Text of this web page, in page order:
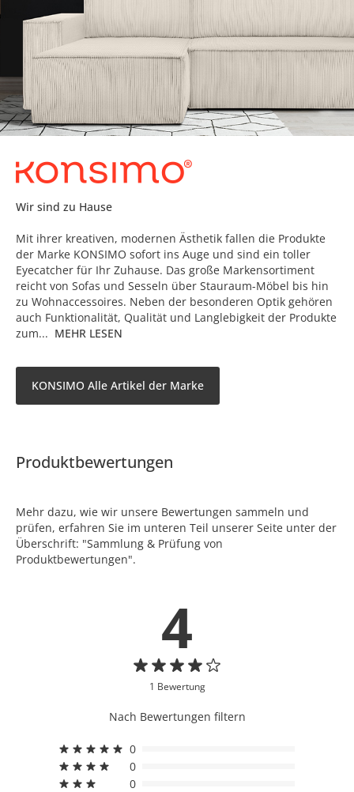
Wir sind zu Hause
Mit ihrer kreativen, modernen Ästhetik fallen die Produkte
der Marke KONSIMO sofort ins Auge und sind ein toller
Eyecatcher für Ihr Zuhause. Das große Markensortiment
reicht von Sofas und Sesseln über Stauraum-Möbel bis hin
zu Wohnaccessoires. Neben der besonderen Optik gehören
auch Funktionalität, Qualität und Langlebigkeit der Produkte
zum... MEHR LESEN
KONSIMO Alle Artikel der Marke
Produktbewertungen
Mehr dazu, wie wir unsere Bewertungen sammeln und
prüfen, erfahren Sie im unteren Teil unserer Seite unter der
Überschrift: "Sammlung & Prüfung von
Produktbewertungen".
4
1 Bewertung
Nach Bewertungen filtern
0
0
0